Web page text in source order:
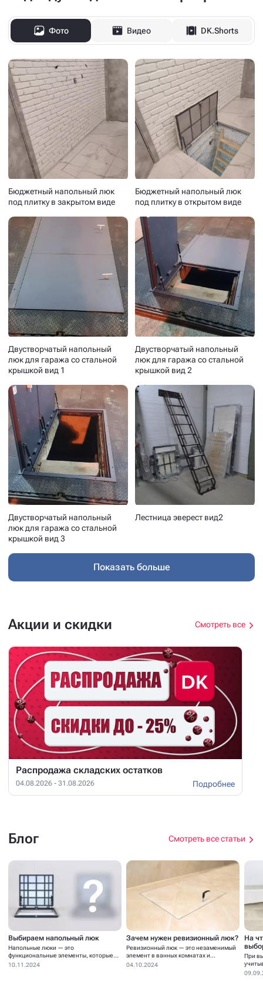
Фото Видео DK.Shorts
Бюджетный напольный люк
под плитку в закрытом виде
Бюджетный напольный люк
под плитку в открытом виде
Двустворчатый напольный
люк для гаража со стальной
крышкой вид 1
Двустворчатый напольный
люк для гаража со стальной
крышкой вид 2
Двустворчатый напольный
люк для гаража со стальной
крышкой вид 3
Лестница эверест вид2
Показать больше
Акции и скидки Смотреть все
Распродажа складских остатков
04.08.2026 - 31.08.2026 Подробнее
Блог Смотреть все статьи
Выбираем напольный люк
Напольные люки — это
функциональные элементы, которые
устанавливаются для...
10.11.2024
Зачем нужен ревизионный люк?
Ревизионный люк — это незаменимый
элемент в ванных комнатах и...
04.10.2024
На
При